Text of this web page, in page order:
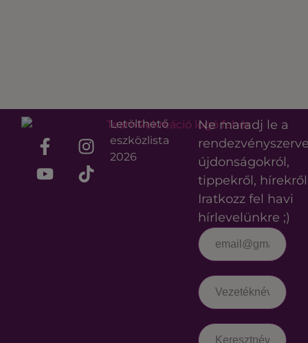
Letölthető
eszközlista
2026
Ne maradj le a
újdonságokról,
tippekről,
Iratkozz fel havi
hírlevelünkre ;)